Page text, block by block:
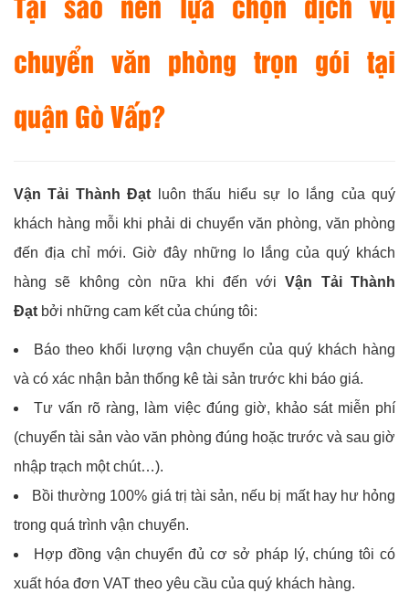
chuyển văn phòng trọn gói tại
quận Gò Vấp?
Vận Tải Thành Đạt luôn thấu hiểu sự lo lắng của quý
khách hàng mỗi khi phải di chuyển văn phòng, văn phòng
đến địa chỉ mới. Giờ đây những lo lắng của quý khách
hàng sẽ không còn nữa khi đến vớiVận Tải Thành
Đạt bởi những cam kết của chúng tôi:
Báo theo khối lượng vận chuyển của quý khách hàng
và có xác nhận bản thống kê tài sản trước khi báo giá.
Tư vấn rõ ràng, làm việc đúng giờ, khảo sát miễn phí
(chuyển tài sản vào văn phòng đúng hoặc trước và sau giờ
nhập trạch một chút…).
Bồi thường 100% giá trị tài sản, nếu bị mất hay hư hỏng
trong quá trình vận chuyển.
Hợp đồng vận chuyển đủ cơ sở pháp lý, chúng tôi có
xuất hóa đơn VAT theo yêu cầu của quý khách hàng.